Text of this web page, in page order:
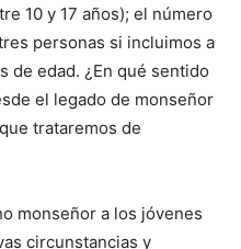
10 y 17 años); el número
personas si incluimos a
de edad. ¿En qué sentido
el legado de monseñor
trataremos de
monseñor a los jóvenes
circunstancias y